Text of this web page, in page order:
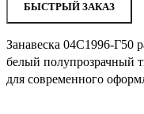
БЫСТРЫЙ ЗАКАЗ
Занавеска 04С1996-Г50
белый полупрозрачный
для современного